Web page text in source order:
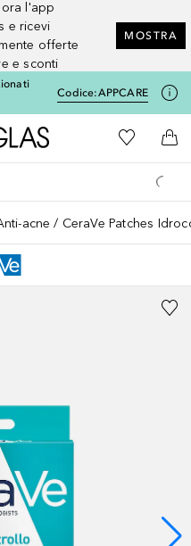
l'app
e ricevi
offerte
e sconti
MOSTRA
Codice:APPCARE
A Douglas HomeAlla Mia
Al
acne CeraVe Patches